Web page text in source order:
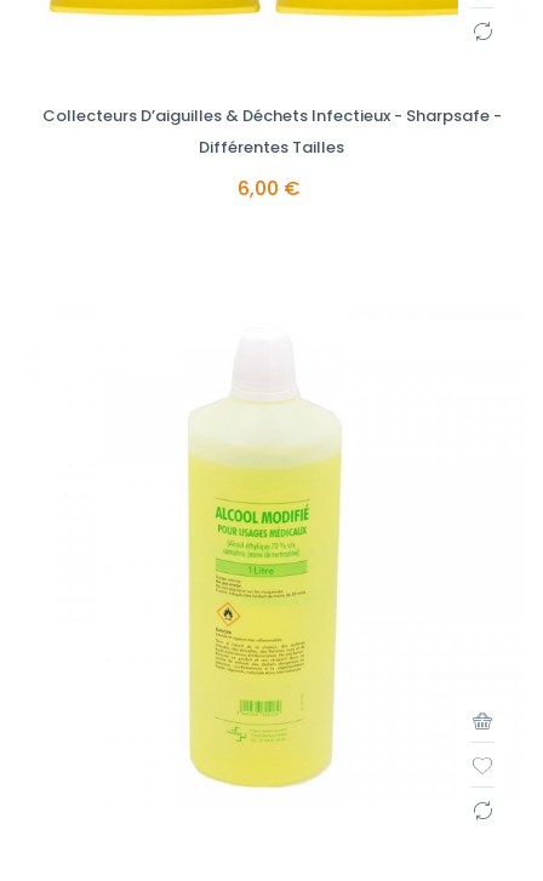
Collecteurs D’aiguilles & Déchets Infectieux - Sharpsafe -
Différentes Tailles
6,00 €